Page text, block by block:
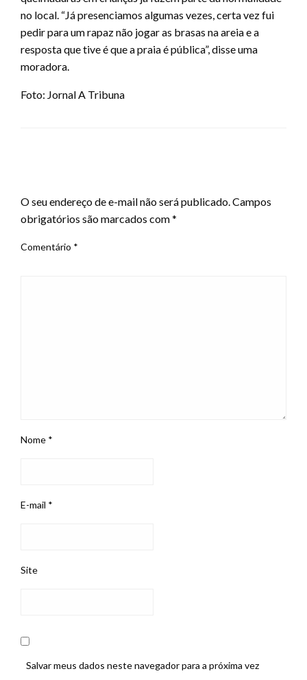
no local. “Já presenciamos algumas vezes, certa vez fui
pedir para um rapaz não jogar as brasas na areia e a
resposta que tive é que a praia é pública”, disse uma
moradora.
Foto: Jornal A Tribuna
O seu endereço de e-mail não será publicado.Campos
obrigatórios são marcados com*
Comentário *
Nome *
E-mail *
Site
Salvar meus dados neste navegador para a próxima vez